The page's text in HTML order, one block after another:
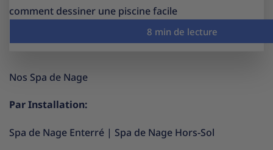
comment dessiner une piscine facile
Nos Spa de Nage
Par Installation:
Spa de Nage Enterré | Spa de Nage Hors-Sol